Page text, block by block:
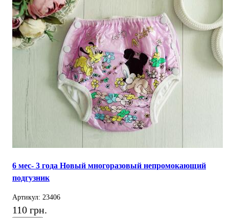
6 мес- 3 года Новый многоразовый непромокающий
подгузник
Артикул: 23406
110 грн.